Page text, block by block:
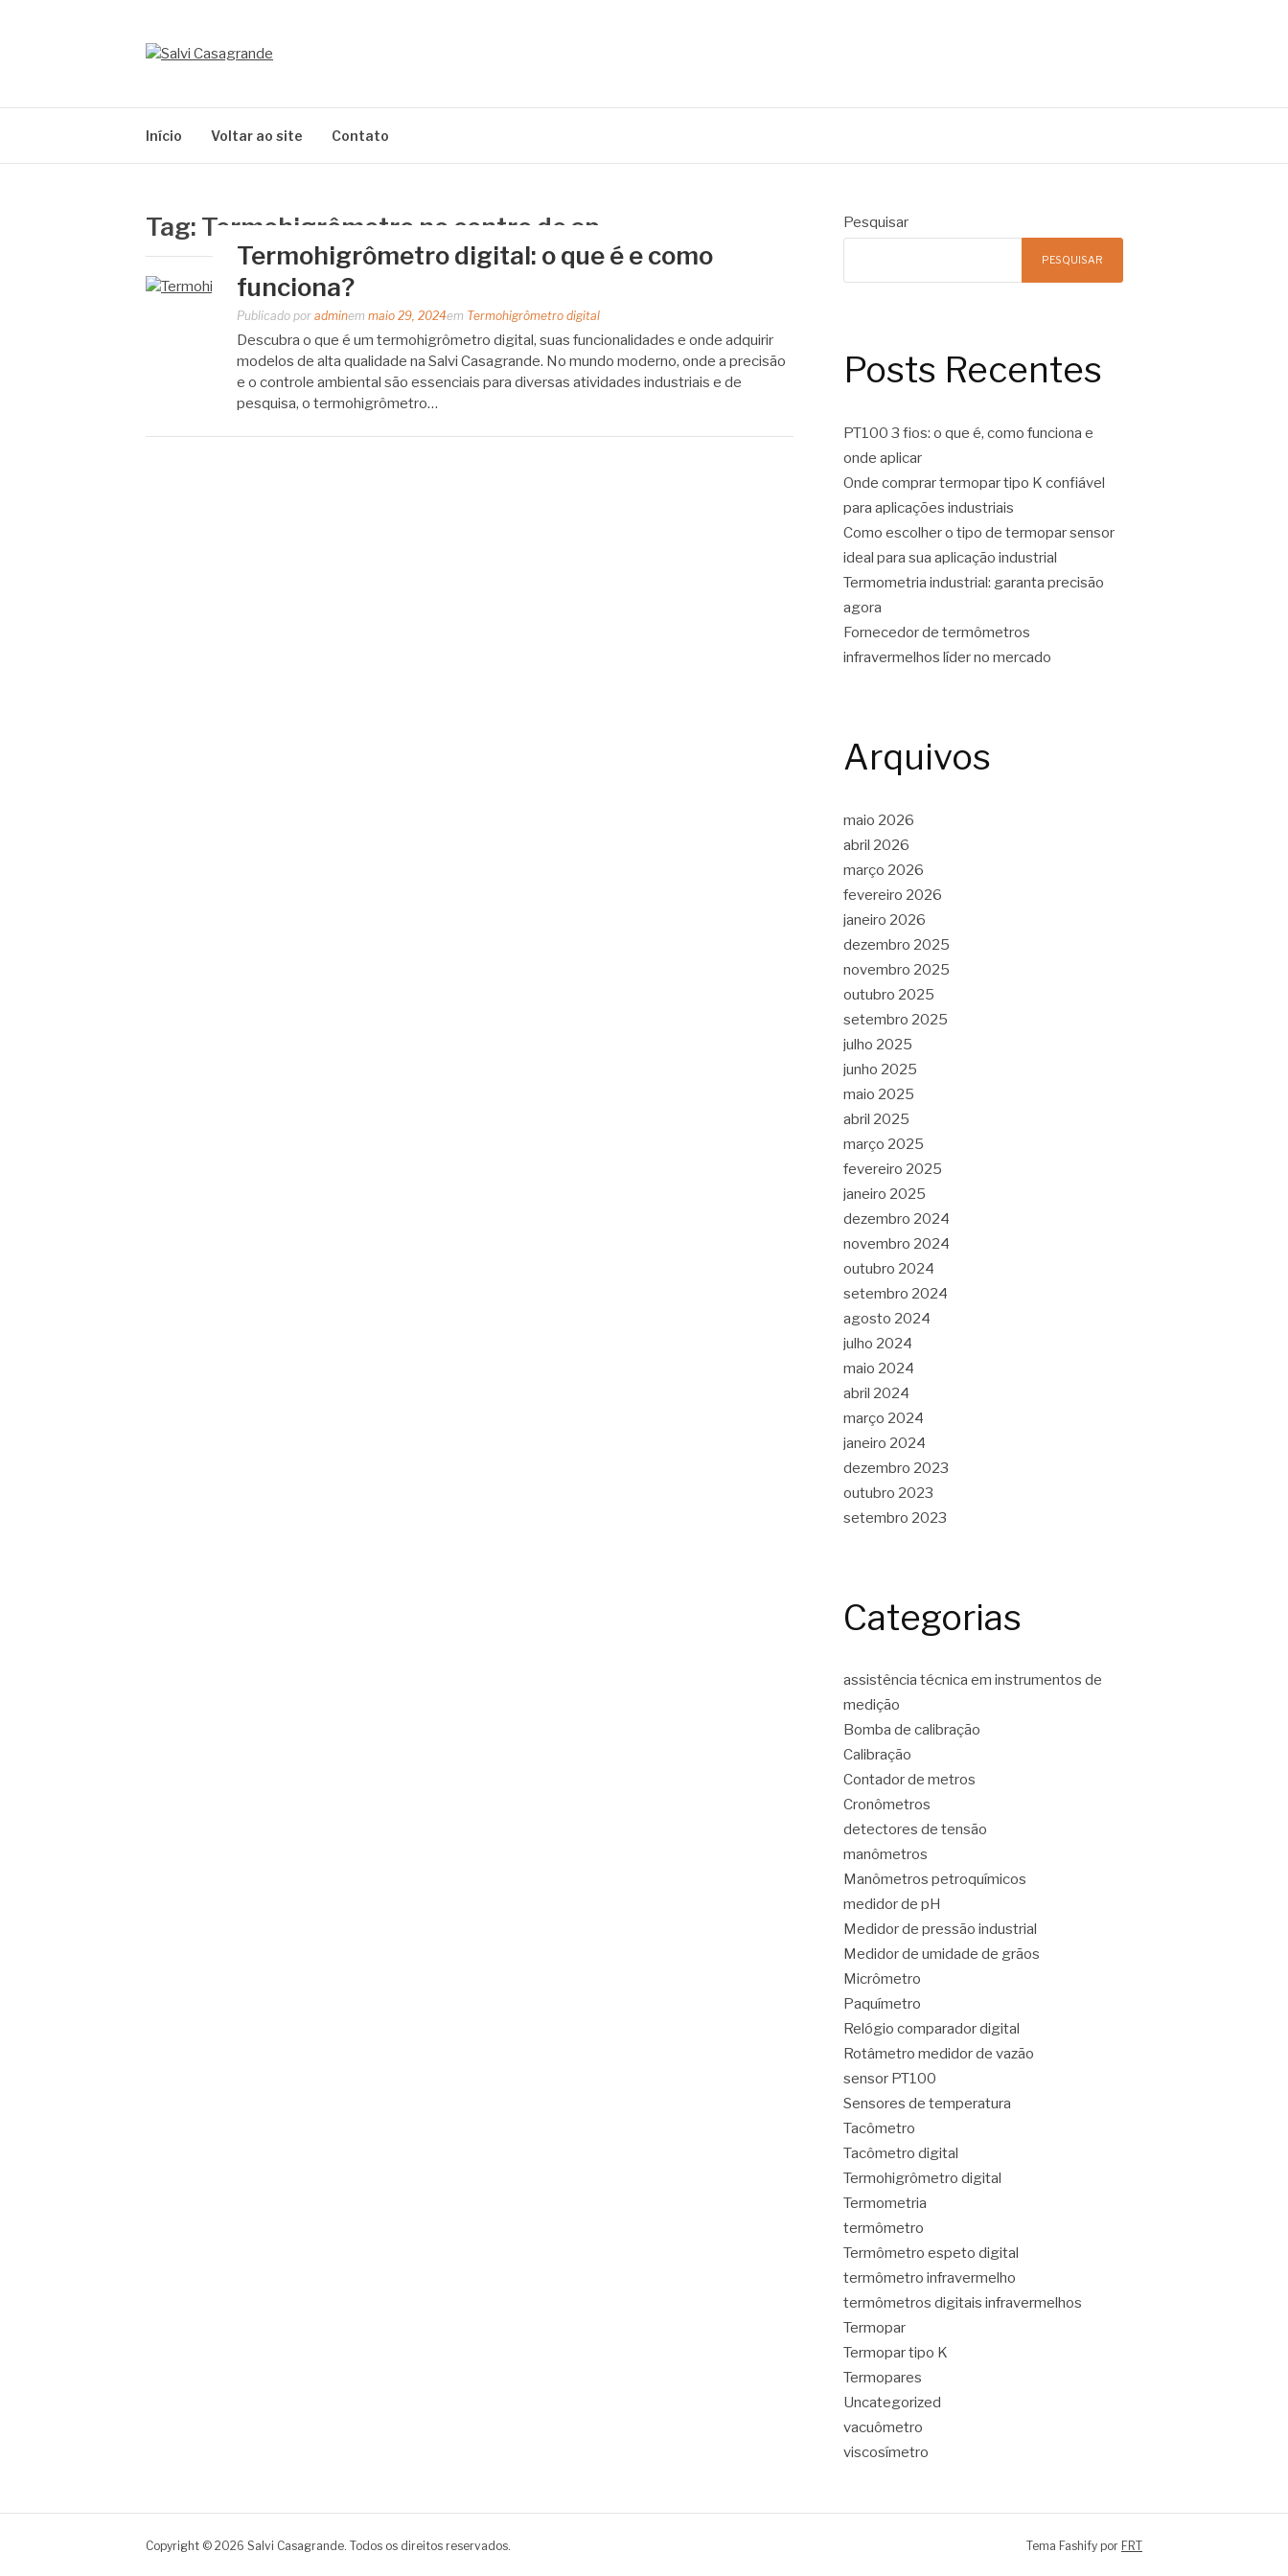
Início Voltar ao site Contato
Tag: Termohigrômetro no centro de sp
Termohigrômetro digital: o que é e como
funciona?
Publicado por adminem maio 29, 2024em Termohigrômetro digital
Descubra o que é um termohigrômetro digital, suas funcionalidades e onde adquirir
modelos de alta qualidade na Salvi Casagrande. No mundo moderno, onde a precisão
e o controle ambiental são essenciais para diversas atividades industriais e de
pesquisa, o termohigrômetro…
Pesquisar
PESQUISAR
Posts Recentes
PT100 3 fios: o que é, como funciona e
onde aplicar
Onde comprar termopar tipo K confiável
para aplicações industriais
Como escolher o tipo de termopar sensor
ideal para sua aplicação industrial
Termometria industrial: garanta precisão
agora
Fornecedor de termômetros
infravermelhos líder no mercado
Arquivos
maio 2026
abril 2026
março 2026
fevereiro 2026
janeiro 2026
dezembro 2025
novembro 2025
outubro 2025
setembro 2025
julho 2025
junho 2025
maio 2025
abril 2025
março 2025
fevereiro 2025
janeiro 2025
dezembro 2024
novembro 2024
outubro 2024
setembro 2024
agosto 2024
julho 2024
maio 2024
abril 2024
março 2024
janeiro 2024
dezembro 2023
outubro 2023
setembro 2023
Categorias
assistência técnica em instrumentos de
medição
Bomba de calibração
Calibração
Contador de metros
Cronômetros
detectores de tensão
manômetros
Manômetros petroquímicos
medidor de pH
Medidor de pressão industrial
Medidor de umidade de grãos
Micrômetro
Paquímetro
Relógio comparador digital
Rotâmetro medidor de vazão
sensor PT100
Sensores de temperatura
Tacômetro
Tacômetro digital
Termohigrômetro digital
Termometria
termômetro
Termômetro espeto digital
termômetro infravermelho
termômetros digitais infravermelhos
Termopar
Termopar tipo K
Termopares
Uncategorized
vacuômetro
viscosímetro
Copyright © 2026 Salvi Casagrande. Todos os direitos reservados. Tema Fashify por FRT